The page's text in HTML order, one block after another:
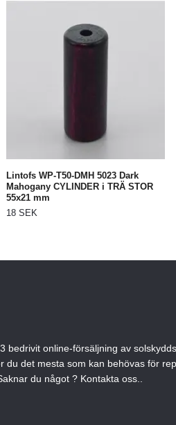
Lintofs WP-T50-DMH 5023 Dark
Mahogany CYLINDER i TRÄ STOR
55x21 mm
18 SEK
bedrivit online-försäljning av
du det mesta som kan behövas för
du något ? Kontakta oss..